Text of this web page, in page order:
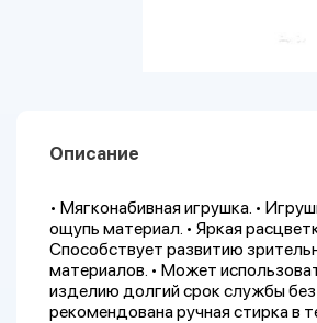
Описание
• Мягконабивная игрушка. •
ощупь материал. • Яркая
Способствует развитию
материалов. • Может
изделию долгий срок службы без
рекомендована ручная стирка в